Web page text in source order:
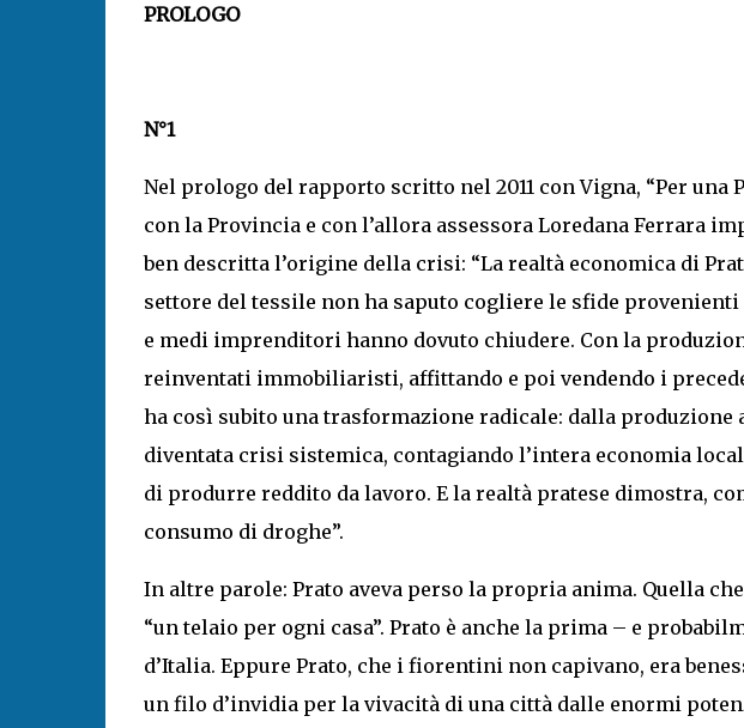
PROLOGO
N°1
Nel prologo del rapporto scritto nel 2011 con Vigna, “Per una
con la Provincia e con l’allora assessora Loredana Ferrara
ben descritta l’origine della crisi: “La realtà economica di
settore del tessile non ha saputo cogliere le sfide
e medi imprenditori hanno dovuto chiudere. Con la
reinventati immobiliaristi, affittando e poi vendendo i
ha così subito una trasformazione radicale: dalla produzione
diventata crisi sistemica, contagiando l’intera economia
di produrre reddito da lavoro. E la realtà pratese dimostra,
consumo di droghe”.
In altre parole: Prato aveva perso la propria anima. Quella
“un telaio per ogni casa”. Prato è anche la prima – e
d’Italia. Eppure Prato, che i fiorentini non capivano, era
un filo d’invidia per la vivacità di una città dalle enormi